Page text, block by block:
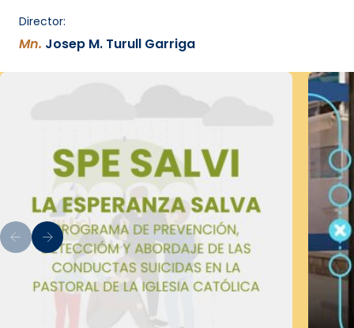
Director:
Mn. Josep M. Turull Garriga